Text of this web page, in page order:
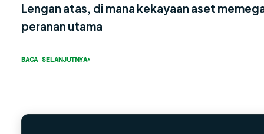
Lengan atas, di mana kekayaan aset
peranan utama
BACA SELANJUTNYA